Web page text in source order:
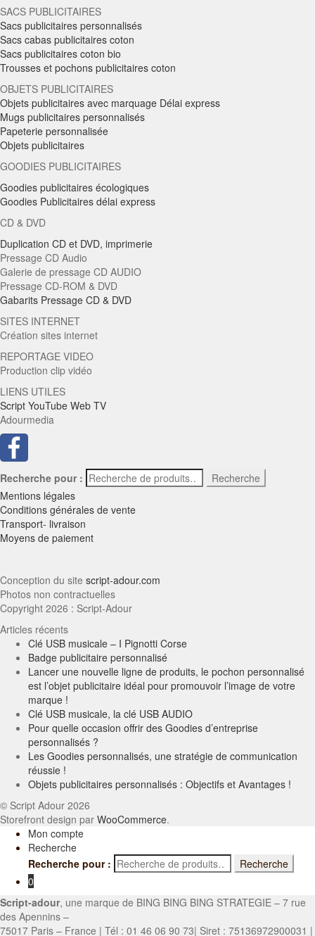
SACS PUBLICITAIRES
Sacs publicitaires personnalisés
Sacs cabas publicitaires coton
Sacs publicitaires coton bio
Trousses et pochons publicitaires coton
OBJETS PUBLICITAIRES
Objets publicitaires avec marquage Délai express
Mugs publicitaires personnalisés
Papeterie personnalisée
Objets publicitaires
GOODIES PUBLICITAIRES
Goodies publicitaires écologiques
Goodies Publicitaires délai express
CD & DVD
Duplication CD et DVD, imprimerie
Pressage CD Audio
Galerie de pressage CD AUDIO
Pressage CD-ROM & DVD
Gabarits Pressage CD & DVD
SITES INTERNET
Création sites internet
REPORTAGE VIDEO
Production clip vidéo
LIENS UTILES
Script YouTube Web TV
Adourmedia
Recherche pour :
Recherche
Mentions légales
Conditions générales de vente
Transport- livraison
Moyens de paiement
Conception du site script-adour.com
Photos non contractuelles
Copyright 2026 : Script-Adour
Articles récents
Clé USB musicale – I Pignotti Corse
Badge publicitaire personnalisé
Lancer une nouvelle ligne de produits, le pochon personnalisé
est l’objet publicitaire idéal pour promouvoir l’image de votre
marque !
Clé USB musicale, la clé USB AUDIO
Pour quelle occasion offrir des Goodies d’entreprise
personnalisés ?
Les Goodies personnalisés, une stratégie de communication
réussie !
Objets publicitaires personnalisés : Objectifs et Avantages !
© Script Adour 2026
Storefront design par WooCommerce.
Mon compte
Recherche
Recherche pour :
Recherche
0
Script-adour, une marque de BING BING BING STRATEGIE – 7 rue
des Apennins –
75017 Paris – France | Tél : 01 46 06 90 73| Siret : 75136972900031 |